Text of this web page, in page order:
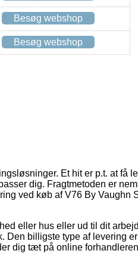
Besøg webshop
Besøg webshop
Et hit er p.t. at få
dig. Fragtmetoden er
ved køb af V76 By Vaughn
eller hus eller ud til dit
Den billigste type af levering
dig tæt på online